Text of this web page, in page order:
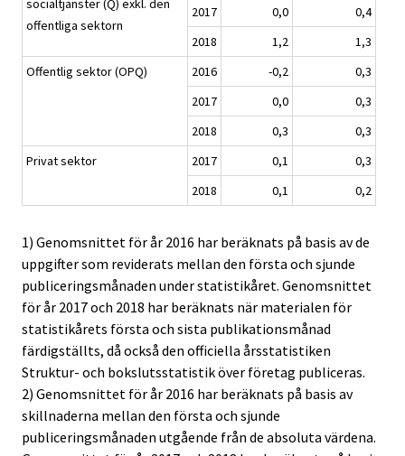
socialtjänster (Q) exkl. den
offentliga sektorn
2017 0,0
0,4
2018
1,2
1,3
Offentlig sektor (OPQ)
2016 -0,2
0,3
2017
0,0
0,3
2018
0,3
0,3
Privat sektor
2017 0,1
0,3
2018
0,1 0,2
1) Genomsnittet för år 2016 har beräknats på basis av de
uppgifter som reviderats mellan den första och sjunde
publiceringsmånaden under statistikåret. Genomsnittet
för år 2017 och 2018 har beräknats när materialen för
statistikårets första och sista publikationsmånad
färdigställts, då också den officiella årsstatistiken
Struktur- och bokslutsstatistik över företag publiceras.
2) Genomsnittet för år 2016 har beräknats på basis av
skillnaderna mellan den första och sjunde
publiceringsmånaden utgående från de absoluta värdena.